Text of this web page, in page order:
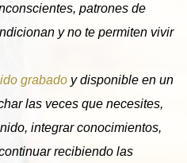
patrones de
y no te permiten vivir
grabado y disponible en un
las veces que necesites,
integrar conocimientos,
recibiendo las